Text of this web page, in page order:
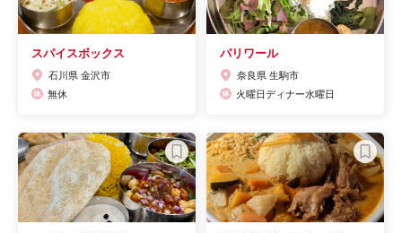
スパイスボックス
石川県 金沢市
無休
パリワール
奈良県 生駒市
火曜日ディナー水曜日